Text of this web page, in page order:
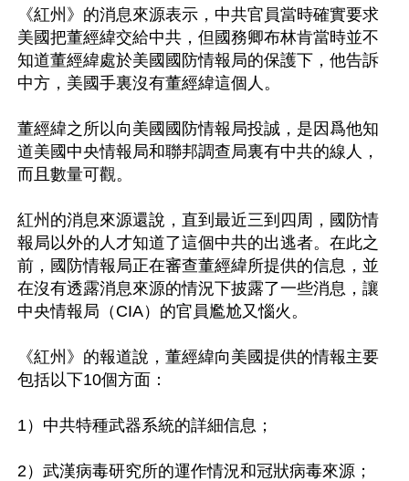
《紅州》的消息來源表示，中共官員當時確實要求
美國把董經緯交給中共，但國務卿布林肯當時並不
知道董經緯處於美國國防情報局的保護下，他告訴
中方，美國手裏沒有董經緯這個人。
董經緯之所以向美國國防情報局投誠，是因爲他知
道美國中央情報局和聯邦調查局裏有中共的線人，
而且數量可觀。
紅州的消息來源還說，直到最近三到四周，國防情
報局以外的人才知道了這個中共的出逃者。在此之
前，國防情報局正在審查董經緯所提供的信息，並
在沒有透露消息來源的情況下披露了一些消息，讓
中央情報局（CIA）的官員尷尬又惱火。
《紅州》的報道說，董經緯向美國提供的情報主要
包括以下10個方面：
1）中共特種武器系統的詳細信息；
2）武漢病毒研究所的運作情況和冠狀病毒來源；